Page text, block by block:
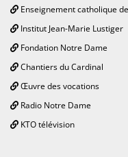
Enseignement catholique
Institut Jean-Marie Lustiger
Fondation Notre Dame
Chantiers du Cardinal
Œuvre des vocations
Radio Notre Dame
KTO télévision